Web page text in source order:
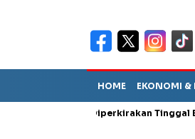
HOME EKONOMI &
Sebut TPA Diperkirakan Tinggal